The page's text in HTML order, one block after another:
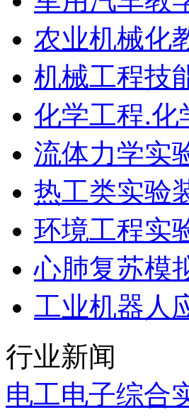
农业机械化
机械工程技
化学工程.化
流体力学实
热工类实验
环境工程实
心肺复苏模
工业机器人
行业新闻
电工电子综合